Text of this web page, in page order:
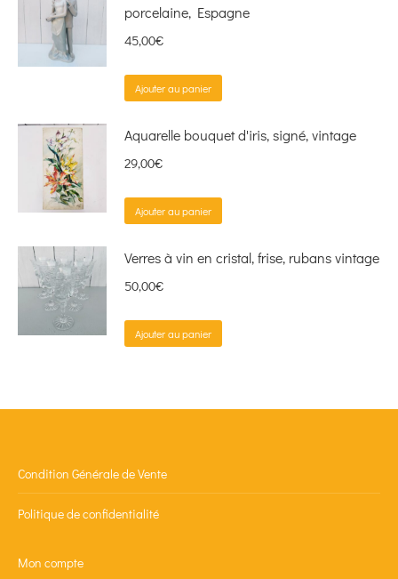
porcelaine, Espagne
45,00€
Ajouter au panier
Aquarelle bouquet d'iris, signé, vintage
29,00€
Ajouter au panier
Verres à vin en cristal, frise, rubans vintage
50,00€
Ajouter au panier
Condition Générale de Vente
Politique de confidentialité
Mon compte